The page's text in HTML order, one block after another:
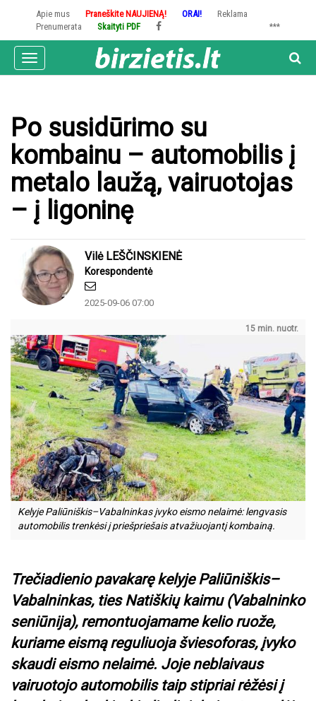
turinį
Apie mus Praneškite NAUJIENĄ! ORAI!
Reklama
Prenumerata
Skaityti PDF ***
Toggle
navigation
Po susidūrimo su
kombainu – automobilis į
metalo laužą, vairuotojas
– į ligoninę
Vilė LEŠČINSKIENĖ
Korespondentė
2025-09-06 07:00
15 min. nuotr.
Kelyje Paliūniškis–Vabalninkas įvyko eismo nelaimė: lengvasis
automobilis trenkėsi į priešpriešais atvažiuojantį kombainą.
Trečiadienio pavakarę kelyje Paliūniškis–
Vabalninkas, ties Natiškių kaimu (Vabalninko
seniūnija), remontuojamame kelio ruože,
kuriame eismą reguliuoja šviesoforas, įvyko
skaudi eismo nelaimė. Joje neblaivaus
vairuotojo automobilis taip stipriai rėžėsi į